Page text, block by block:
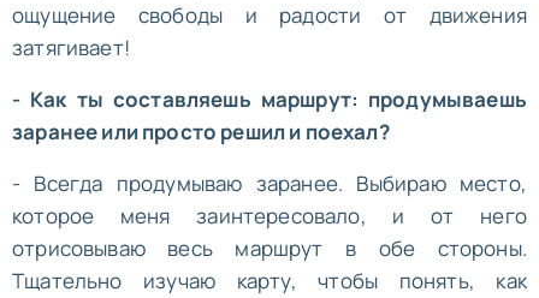
ощущение свободы и радости от движения
затягивает!
- Как ты составляешь маршрут: продумываешь
заранее или просто решил и поехал?
- Всегда продумываю заранее. Выбираю место,
которое меня заинтересовало, и от него
отрисовываю весь маршрут в обе стороны.
Тщательно изучаю карту, чтобы понять, как